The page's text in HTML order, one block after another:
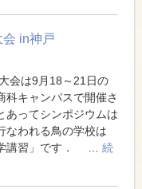
会 in神戸
会は9月18～21日の
科キャンパスで開催さ
あってシンポジウムは
なわれる鳥の学校は
学講習」です． … 続